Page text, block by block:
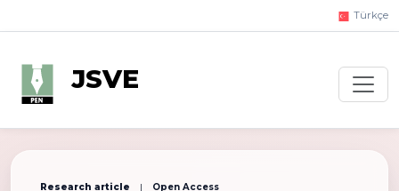
Türkçe
JSVE
Research article |
Open Access